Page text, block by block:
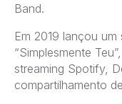
Band.
Em 2019 lançou
“Simplesmente
streaming Spotify,
compartilhamento